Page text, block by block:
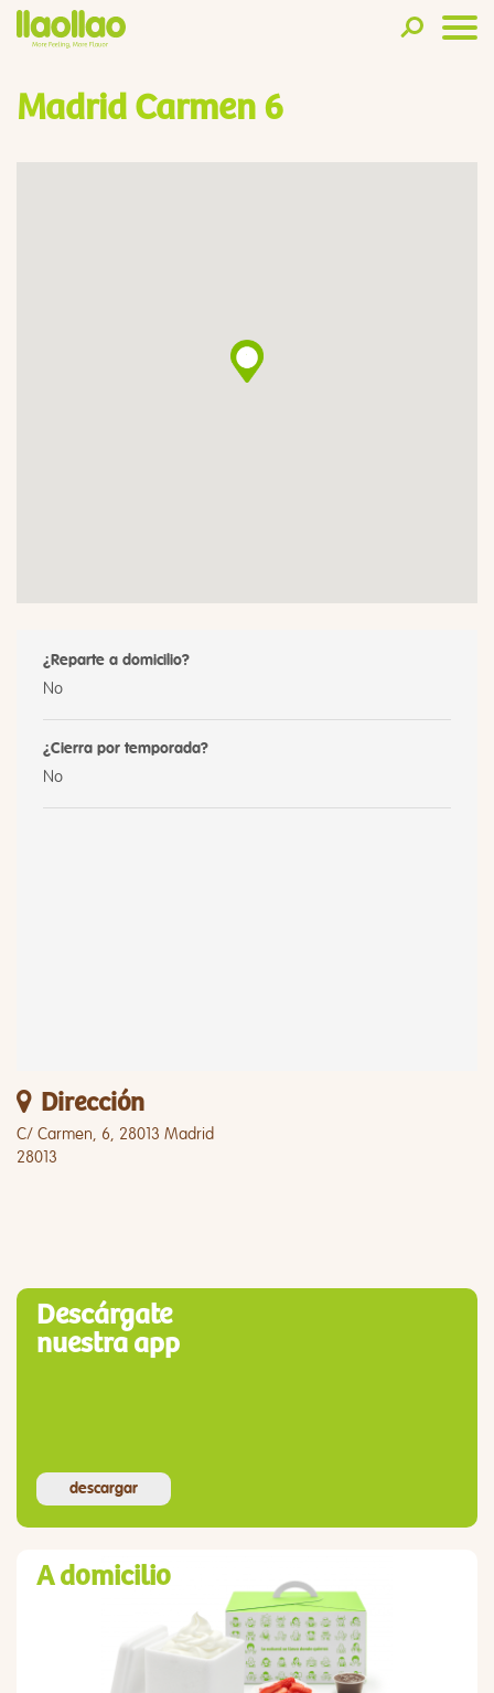
Madrid Carmen 6
¿Reparte a domicilio?
No
¿Cierra por temporada?
No
Dirección
C/ Carmen, 6, 28013 Madrid
28013
Descárgate
nuestra app
descargar
A domicilio